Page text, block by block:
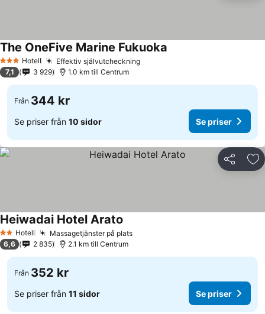
3 StjärnorHotell Effektiv självutcheckning
The OneFive Marine Fukuoka
7,1 3 929 1.0 km till Centrum
Från 344 kr
Se priser från 10 sidor Se priser
Dela
2 Stjärnor
Hotell Massagetjänster på plats
Heiwadai Hotel Arato
6,6 2 835 2.1 km till Centrum
Från 352 kr
Se priser från 11 sidor Se priser